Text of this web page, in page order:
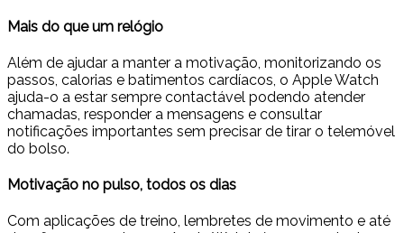
Mais do que um relógio
Além de ajudar a manter a motivação, monitorizando os
passos, calorias e batimentos cardíacos, o Apple Watch
ajuda-o a estar sempre contactável podendo atender
chamadas, responder a mensagens e consultar
notificações importantes sem precisar de tirar o telemóvel
do bolso.
Motivação no pulso, todos os dias
Com aplicações de treino, lembretes de movimento e até